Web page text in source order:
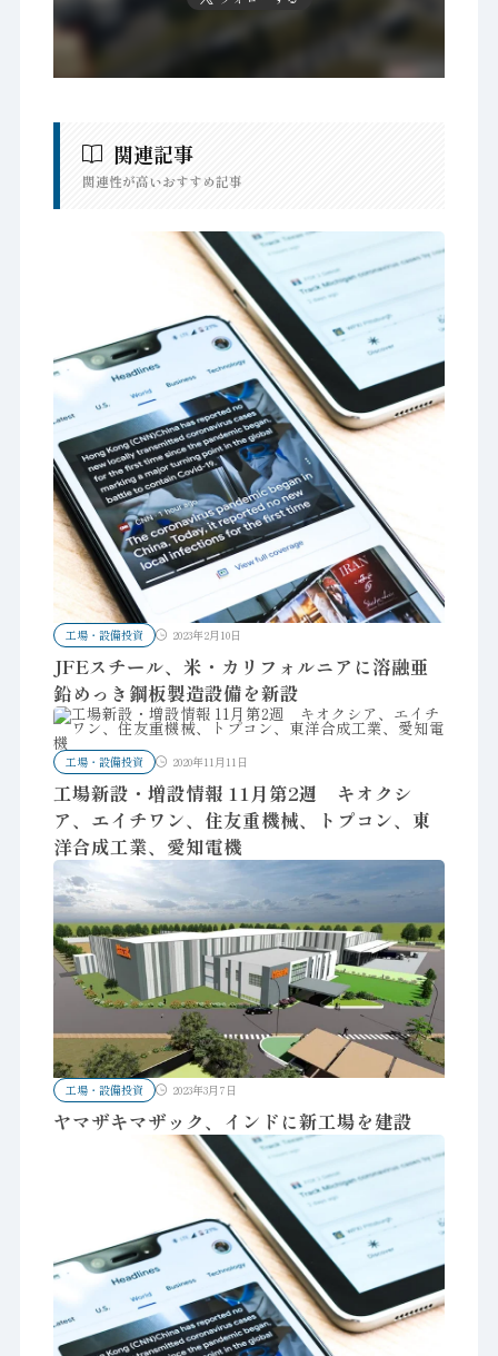
関連記事
関連性が高いおすすめ記事
工場・設備投資 2023年2月10日
JFEスチール、米・カリフォルニアに溶融亜
鉛めっき鋼板製造設備を新設
工場・設備投資 2020年11月11日
工場新設・増設情報 11月第2週 キオクシ
ア、エイチワン、住友重機械、トプコン、東
洋合成工業、愛知電機
工場・設備投資 2023年3月7日
ヤマザキマザック、インドに新工場を建設